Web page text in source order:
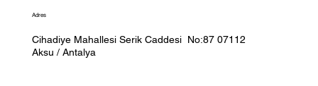
Adres
Cihadiye Mahallesi Serik Caddesi No:87 07112
Aksu / Antalya